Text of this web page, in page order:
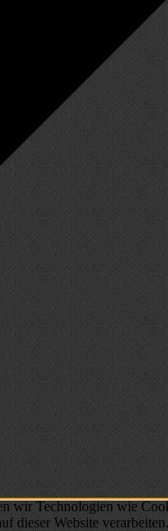
wir Technologien wie
dieser Website